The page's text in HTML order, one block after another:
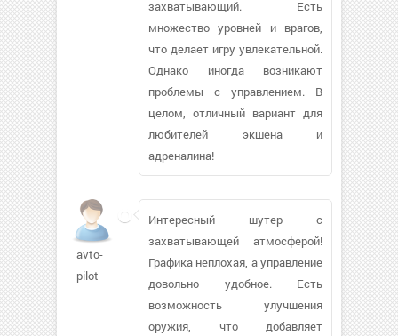
захватывающий. Есть
множество уровней и врагов,
что делает игру увлекательной.
Однако иногда возникают
проблемы с управлением. В
целом, отличный вариант для
любителей экшена и
адреналина!
avto-
pilot
Интересный шутер с
захватывающей атмосферой!
Графика неплохая, а управление
довольно удобное. Есть
возможность улучшения
оружия, что добавляет